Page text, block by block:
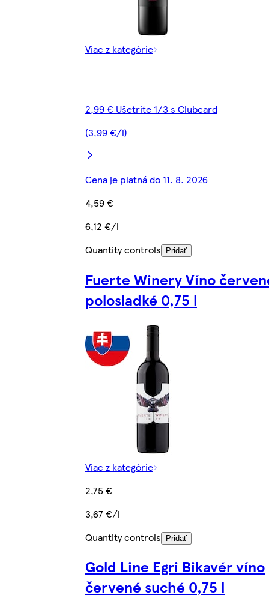
Viac z kategórie
2,99 € Ušetrite 1/3 s Clubcard
(3,99 €/l)
Cena je platná do 11. 8. 2026
4,59 €
6,12 €/l
Quantity controls
Pridať
Fuerte Winery Víno
polosladké 0,75 l
Viac z kategórie
2,75 €
3,67 €/l
Quantity controls
Pridať
Gold Line Egri Bikavér víno
červené suché 0,75 l